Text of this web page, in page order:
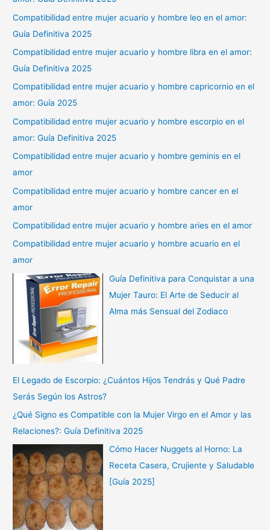
Compatibilidad entre mujer acuario y hombre leo en el amor:
Guía Definitiva 2025
Compatibilidad entre mujer acuario y hombre libra en el amor:
Guía Definitiva 2025
Compatibilidad entre mujer acuario y hombre capricornio en el
amor: Guía 2025
Compatibilidad entre mujer acuario y hombre escorpio en el
amor: Guía Definitiva 2025
Compatibilidad entre mujer acuario y hombre geminis en el
amor
Compatibilidad entre mujer acuario y hombre cancer en el
amor
Compatibilidad entre mujer acuario y hombre aries en el amor
Compatibilidad entre mujer acuario y hombre acuario en el
amor
Guía Definitiva para Conquistar a una
Mujer Tauro: El Arte de Seducir al
Alma más Sensual del Zodiaco
El Legado de Escorpio: ¿Cuántos Hijos Tendrás y Qué Padre
Serás Según los Astros?
¿Qué Signo es Compatible con la Mujer Virgo en el Amor y las
Relaciones?: Guía Definitiva 2025
Cómo Hacer Nuggets al Horno: La
Receta Casera, Crujiente y Saludable
[Guía 2025]